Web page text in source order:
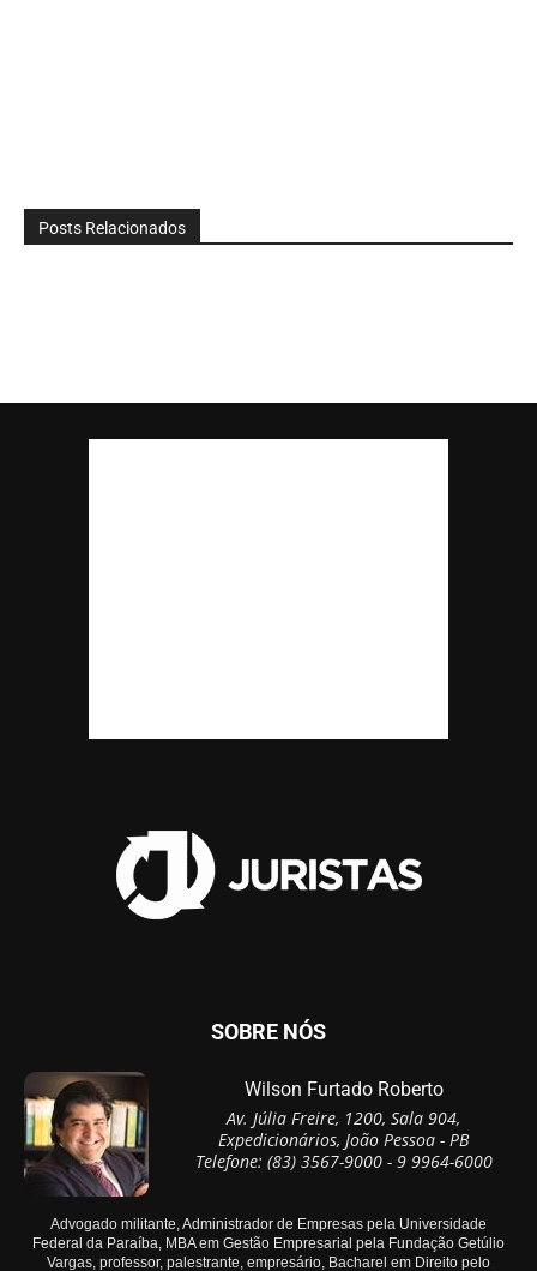
Posts Relacionados
SOBRE NÓS
Wilson Furtado Roberto
Av. Júlia Freire, 1200, Sala 904,
Expedicionários, João Pessoa - PB
Telefone: (83) 3567-9000 - 9 9964-6000
Advogado militante, Administrador de Empresas pela Universidade
Federal da Paraíba, MBA em Gestão Empresarial pela Fundação Getúlio
Vargas, professor, palestrante, empresário, Bacharel em Direito pelo